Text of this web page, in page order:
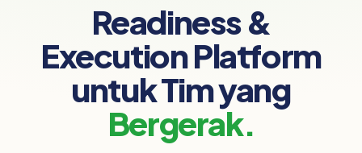
Readiness &
Execution Platform
untuk Tim yang
Bergerak.